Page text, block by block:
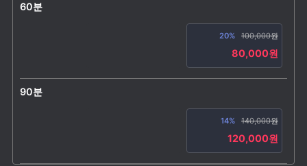
60분
20% 100,000원
80,000원
90분
14% 140,000원
120,000원